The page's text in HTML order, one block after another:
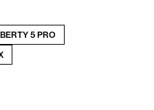
5 PRO